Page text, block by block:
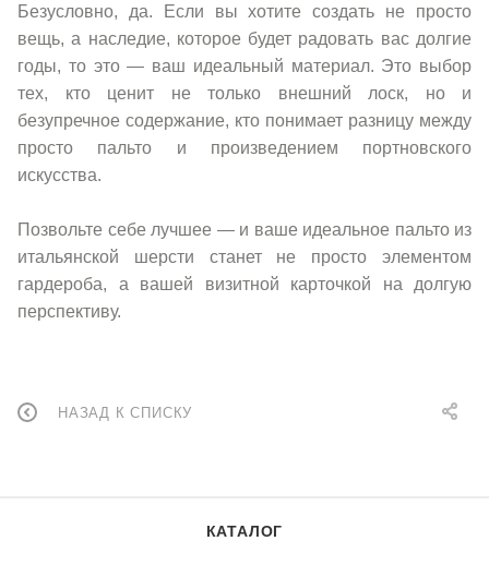
Безусловно, да. Если вы хотите создать не просто
вещь, а наследие, которое будет радовать вас долгие
годы, то это — ваш идеальный материал. Это выбор
тех, кто ценит не только внешний лоск, но и
безупречное содержание, кто понимает разницу между
просто пальто и произведением портновского
искусства.
Позвольте себе лучшее — и ваше идеальное пальто из
итальянской шерсти станет не просто элементом
гардероба, а вашей визитной карточкой на долгую
перспективу.
НАЗАД К СПИСКУ
КАТАЛОГ